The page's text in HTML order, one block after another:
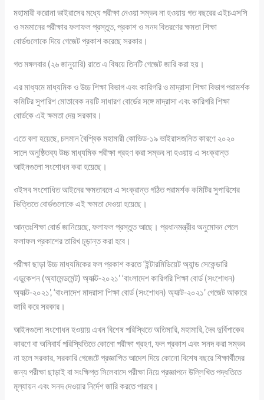
মহামারী করোনা ভাইরাসের মধ্যে পরীক্ষা নেওয়া সম্ভব না হওয়ায় গত বছরের এইচএসসি
ও সমমানের পরীক্ষার ফলাফল প্রস্তুত, প্রকাশ ও সনদ বিতরণের ক্ষমতা শিক্ষা
বোর্ডগুলোকে দিয়ে গেজেট প্রকাশ করেছে সরকার।
গত মঙ্গলবার (২৬ জানুয়ারি) রাতে এ বিষয়ে তিনটি গেজেট জারি করা হয়।
এর মাধ্যমে মাধ্যমিক ও উচ্চ শিক্ষা বিভাগ এবং কারিগরি ও মাদ্রাসা শিক্ষা বিভাগ পরামর্শক
কমিটির সুপারিশ মোতাবেক নয়টি সাধারণ বোর্ডের সঙ্গে মাদ্রাসা এবং কারিগরি শিক্ষা
বোর্ডকে এই ক্ষমতা দেয় সরকার।
এতে বলা হয়েছে, চলমান বৈশ্বিক মহামারী কোভিড-১৯ ভাইরাসজনিত কারণে ২০২০
সালে অনুষ্ঠিতব্য উচ্চ মাধ্যমিক পরীক্ষা গ্রহণ করা সম্ভব না হওয়ায় এ সংক্রান্ত
আইনগুলো সংশোধন করা হয়েছে।
ওইসব সংশোধিত আইনের ক্ষমতাবলে এ সংক্রান্ত গঠিত পরামর্শক কমিটির সুপারিশের
ভিত্তিতে বোর্ডগুলোকে এই ক্ষমতা দেওয়া হয়েছে।
আন্তঃশিক্ষা বোর্ড জানিয়েছে, ফলাফল প্রস্তুত আছে। প্রধানমন্ত্রীর অনুমোদন পেলে
ফলাফল প্রকাশের তারিখ চূড়ান্ত করা হবে।
পরীক্ষা ছাড়া উচ্চ মাধ্যমিকের ফল প্রকাশ করতে ‘ইন্টারমিডিয়েট অ্যান্ড সেকেন্ডারি
এডুকেশন (অ্যামেন্ডমেন্ট) অ্যাক্ট-২০২১’ ‘বাংলাদেশ কারিগরি শিক্ষা বোর্ড (সংশোধন)
অ্যাক্ট-২০২১’, ‘বাংলাদেশ মাদরাসা শিক্ষা বোর্ড (সংশোধন) অ্যাক্ট-২০২১’ গেজেট আকারে
জারি করে সরকার।
আইনগুলো সংশোধন হওয়ায় এখন বিশেষ পরিস্থিতে অতিমারি, মহামারি, দৈব দুর্বিপাকের
কারণে বা অনিবার্য পরিস্থিতিতে কোনো পরীক্ষা গ্রহণ, ফল প্রকাশ এবং সনদ করা সম্ভব
না হলে সরকার, সরকারি গেজেটে প্রজ্ঞাপিত আদেশ দিয়ে কোনো বিশেষ বছরে শিক্ষার্থীদের
জন্য পরীক্ষা ছাড়াই বা সংক্ষিপ্ত সিলেবাসে পরীক্ষা নিয়ে প্রজ্ঞাপনে উল্লিখিত পদ্ধতিতে
মূল্যায়ন এবং সনদ দেওয়ার নির্দেশ জারি করতে পারবে।